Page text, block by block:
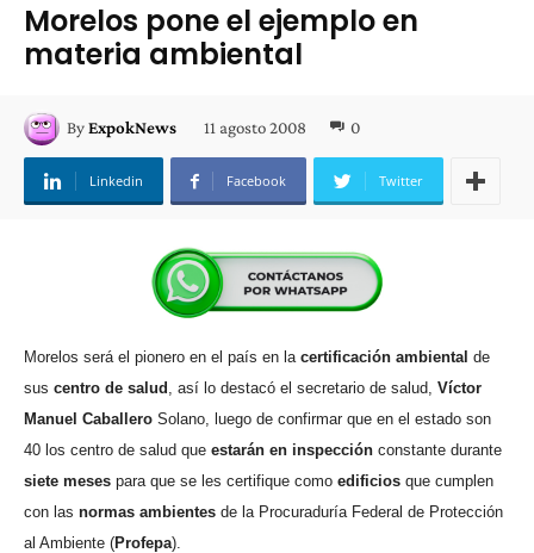
Morelos pone el ejemplo en
materia ambiental
ByExpokNews 11 agosto 2008 0
Linkedin Facebook Twitter
Morelos será el pionero en el país en la certificación ambiental de
sus centro de salud , así lo destacó el secretario de salud, Víctor
Manuel Caballero Solano, luego de confirmar que en el estado son
40 los centro de salud que estarán en inspección constante durante
siete meses para que se les certifique como edificios que cumplen
con las normas ambientes de la Procuraduría Federal de Protección
al Ambiente (Profepa).